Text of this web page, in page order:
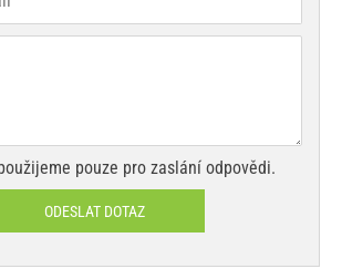
pouze pro zaslání odpovědi.
ODESLAT DOTAZ